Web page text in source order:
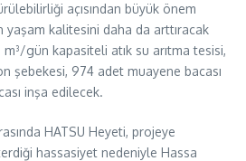
açısından büyük önem
yaşam kalitesini daha da arttıracak
gün kapasiteli atık su arıtma tesisi,
şebekesi, 974 adet muayene bacası
inşa edilecek.
HATSU Heyeti, projeye
hassasiyet nedeniyle Hassa